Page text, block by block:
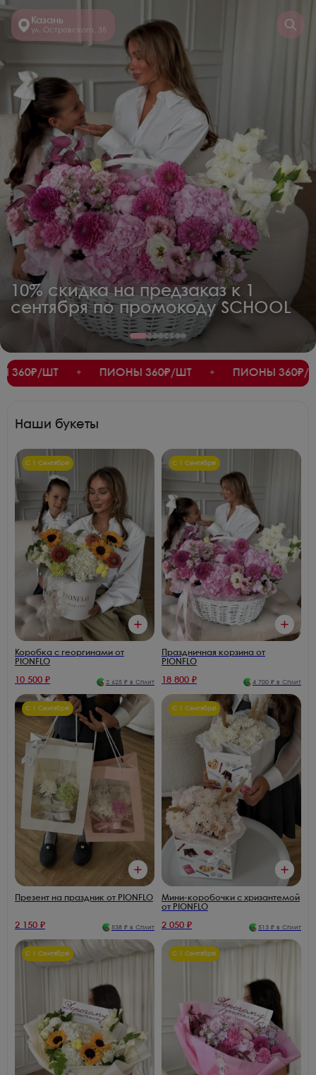
Казань
ул. Островского, 35
10% скидка на предзаказ к 1
сентября по промокоду SCHOOL
✦ ПИОНЫ 360₽/ШТ ✦ ПИОНЫ 360₽/ШТ ✦
Наши букеты
С 1 Сентября!
Коробка с георгинами от
PIONFLO
10 500 ₽ 2 625 ₽ в Сплит
С 1 Сентября!
Праздничная корзина от
PIONFLO
18 800 ₽ 4 700 ₽ в Сплит
С 1 Сентября!
Презент на праздник от PIONFLO
2 150 ₽ 538 ₽ в Сплит
С 1 Сентября!
Мини-коробочки с хризантемой
от PIONFLO
2 050 ₽ 513 ₽ в Сплит
С 1 Сентября! С 1 Сентября!